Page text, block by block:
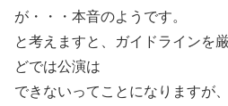
が・・・本音のようです。
と考えますと、ガイドラインを
どでは公演は
できないってことになりますが